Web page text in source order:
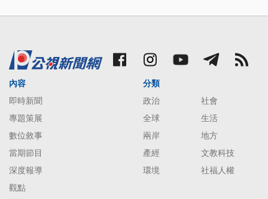
內容
即時新聞
專題策展
數位敘事
當期節目
深度報導
觀點
分類
政治
社會
全球
生活
兩岸
地方
產經
文教科技
環境
社福人權